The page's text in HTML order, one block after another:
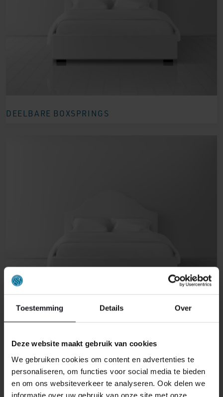
Toestemming Details Over
Deze website maakt gebruik van cookies
We gebruiken cookies om content en advertenties te
personaliseren, om functies voor social media te bieden
en om ons websiteverkeer te analyseren. Ook delen we
informatie over uw gebruik van onze site met onze
DEELBARE BOXSPRINGS